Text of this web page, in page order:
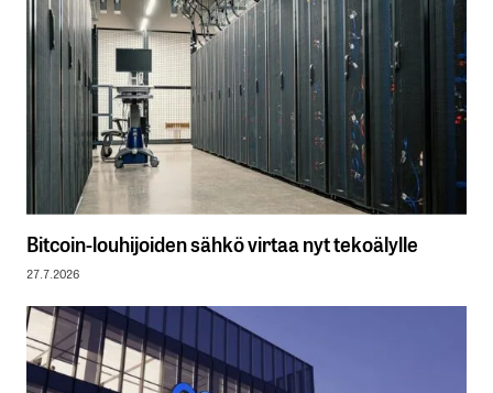
Bitcoin-louhijoiden sähkö virtaa nyt tekoälylle
27.7.2026